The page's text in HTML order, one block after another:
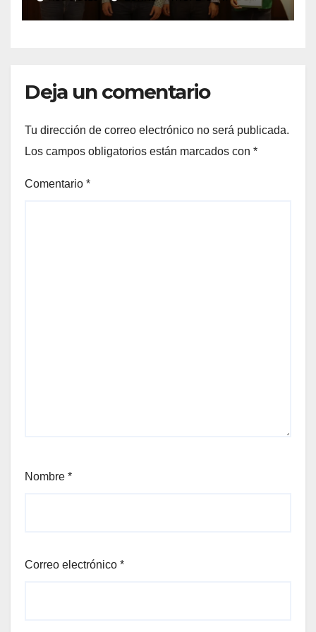
GABINETE
Deja un comentario
Tu dirección de correo electrónico no será publicada.
Los campos obligatorios están marcados con *
Comentario *
Nombre *
Correo electrónico *